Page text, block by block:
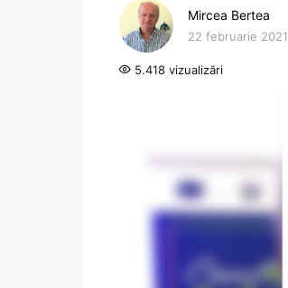
Mircea Bertea
22 februarie 2021
5.418 vizualizări